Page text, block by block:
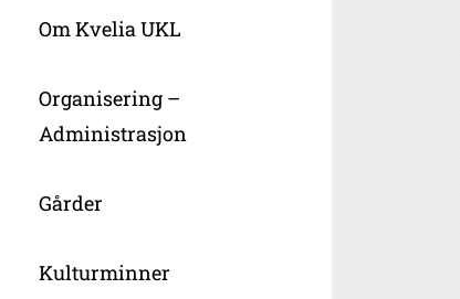
Om Kvelia UKL
Organisering –
Administrasjon
Gårder
Kulturminner